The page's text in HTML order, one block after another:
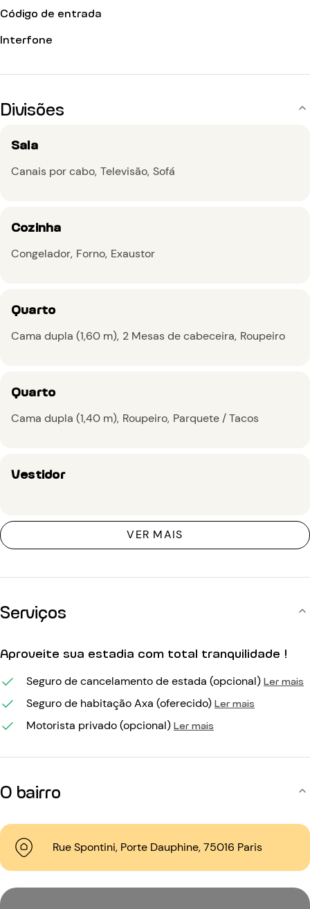
Código de entrada
Interfone
Divisões
Sala
Canais por cabo Televisão Sofá
Cozinha
Congelador Forno Exaustor
Quarto
Cama dupla (1,60 m) 2 Mesas de cabeceira Roupeiro
Quarto
Cama dupla (1,40 m) Roupeiro Parquete / Tacos
Vestidor
VER MAIS
Serviços
Aproveite sua estadia com total tranquilidade !
Seguro de cancelamento de estada (opcional) Ler mais
Seguro de habitação Axa (oferecido) Ler mais
Motorista privado (opcional) Ler mais
O bairro
Rue Spontini, Porte Dauphine, 75016 Paris